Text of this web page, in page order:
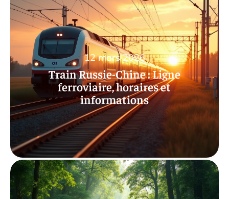
Train Russie-Chine : Ligne
ferroviaire, horaires et
informations
12 mars 2026